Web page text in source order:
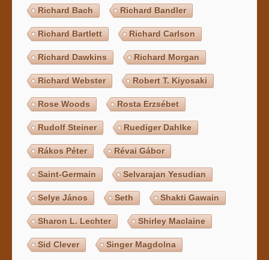
Richard Bach Richard Bandler
Richard Bartlett Richard Carlson
Richard Dawkins Richard Morgan
Richard Webster Robert T. Kiyosaki
Rose Woods Rosta Erzsébet
Rudolf Steiner Ruediger Dahlke
Rákos Péter Révai Gábor
Saint-Germain Selvarajan Yesudian
Selye János Seth Shakti Gawain
Sharon L. Lechter Shirley Maclaine
Sid Clever Singer Magdolna